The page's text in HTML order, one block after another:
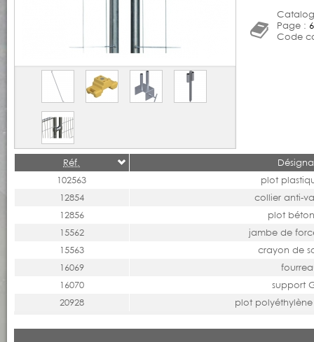
Page :
Code
Réf.
102563
plot
12854
collier anti-
12856
plot
15562
jambe de
15563
crayon de
16069
16070
support
20928
plot